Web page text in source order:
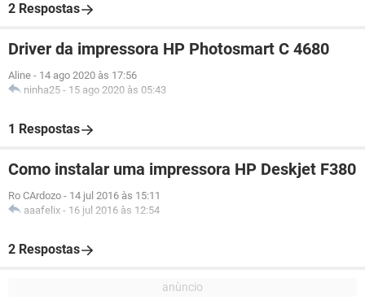
2 Respostas
Driver da impressora HP Photosmart C 4680
Aline - 14 ago 2020 às 17:56
ninha25 - 15 ago 2020 às 05:43
1 Respostas
Como instalar uma impressora HP Deskjet F380
Ro CArdozo - 14 jul 2016 às 15:11
aaafelix - 16 jul 2016 às 12:54
2 Respostas